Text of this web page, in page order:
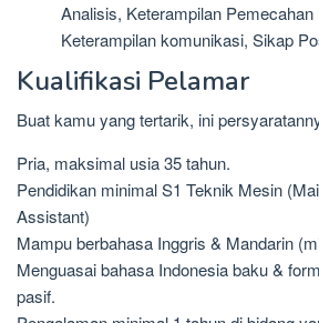
Analisis, Keterampilan Pemecahan
Keterampilan komunikasi, Sikap
Kualifikasi Pelamar
Buat kamu yang tertarik, ini
Pria, maksimal usia 35 tahun.
Pendidikan minimal S1 Teknik Mesin
Assistant)
Mampu berbahasa Inggris & Mandarin
Menguasai bahasa Indonesia baku &
pasif.